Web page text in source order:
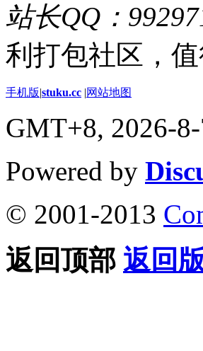
站长QQ：
利打包社区，值
手机版|stuku.cc |网站地图
GMT+8, 2026-
Powered by
© 2001-2013
返回顶部 返回